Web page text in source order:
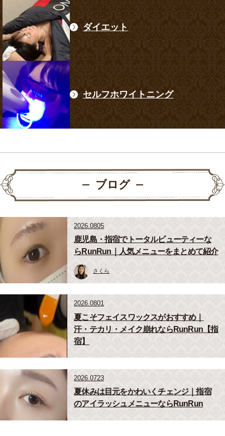
ダイエット
セルフホワイトニング
ブログ
2026.0805
鹿児島・指宿でトータルビューティーな
らRunRun｜人気メニューをまとめて紹介
さくら
2026.0801
夏こそフェイスワックスがおすすめ｜
汗・テカリ・メイク崩れならRunRun【指
宿】
2026.0723
夏休みは目元をかわいくチェンジ｜指宿
のアイラッシュメニューならRunRun